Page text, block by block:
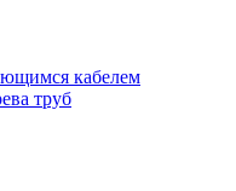
кабелем
труб